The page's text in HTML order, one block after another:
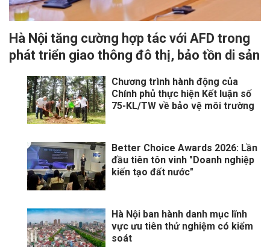
Hà Nội tăng cường hợp tác với AFD trong
phát triển giao thông đô thị, bảo tồn di sản
Chương trình hành động của
Chính phủ thực hiện Kết luận số
75-KL/TW về bảo vệ môi trường
Better Choice Awards 2026: Lần
đầu tiên tôn vinh "Doanh nghiệp
kiến tạo đất nước"
Hà Nội ban hành danh mục lĩnh
vực ưu tiên thử nghiệm có kiểm
soát